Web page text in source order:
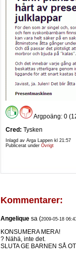
Argpoäng: 0
Cred: Tysken
Inlagd av Arga Lappen kl 21:57
Publicerat under Övrigt
Kommentarer:
Angelique sa (2009-05-18
KONSUMERA MERA!
? Nähä, inte det.
SLUTA GE BARNEN SÅ